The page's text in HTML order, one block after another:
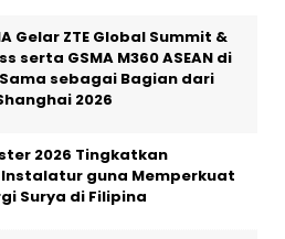
Gelar ZTE Global Summit &
serta GSMA M360 ASEAN di
sebagai Bagian dari
2026
2026 Tingkatkan
guna Memperkuat
Surya di Filipina